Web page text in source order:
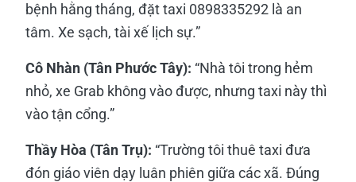
bệnh hằng tháng, đặt taxi 0898335292 là an
tâm. Xe sạch, tài xế lịch sự.”
Cô Nhàn (Tân Phước Tây): “Nhà tôi trong hẻm
nhỏ, xe Grab không vào được, nhưng taxi này thì
vào tận cổng.”
Thầy Hòa (Tân Trụ): “Trường tôi thuê taxi đưa
đón giáo viên dạy luân phiên giữa các xã. Đúng